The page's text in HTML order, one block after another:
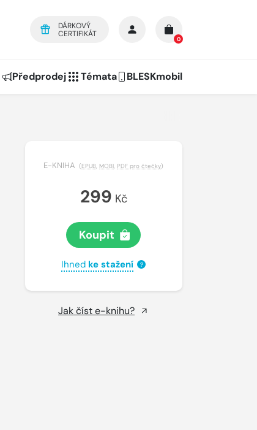
DÁRKOVÝ
CERTIFIKÁT
0
Předprodej Témata BLESKmobil
E-KNIHA (EPUB, MOBI, PDF pro čtečky)
299 Kč
Koupit
Ihned ke stažení ?
Jak číst e-knihu?